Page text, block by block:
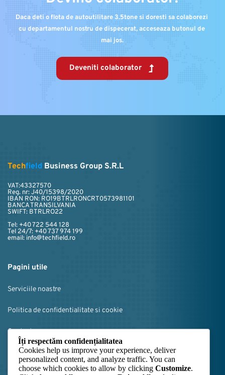
Daca deti o flota de autoutilitare 3.5tone si doresti sa colaborezi
cu departamentul nostru de dispecerat, acceseaza butonul de
mai jos.
Deveniti colaborator
Techfield Business Group S.R.L
VAT:43327570
Reg. nr: J40/15398/2020
IBAN RON: RO19BTRLRONCRT0573981101
BANCA TRANSILVANIA
SWIFT: BTRLRO22
Tel: +40 722 544 128
Tel 24/7: +40 737 974 199
email: info@techfield.ro
Pagini utile﻿
Serviciile noastre
Politica de confidentialitate si cookie
Contact
Termeni si conditii
Îți respectăm confidențialitatea
Cookies help us improve your experience, deliver
personalized content, and analyze traffic. You can
choose which cookies to allow by clicking Customize.